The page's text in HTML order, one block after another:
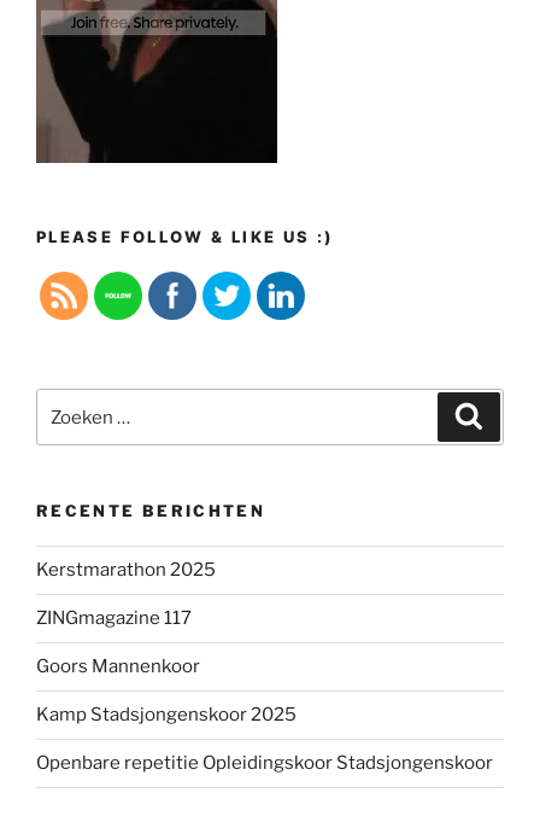
PLEASE FOLLOW & LIKE US :)
naar:
RECENTE BERICHTEN
Kerstmarathon 2025
ZINGmagazine 117
Goors Mannenkoor
Kamp Stadsjongenskoor 2025
Openbare repetitie Opleidingskoor Stadsjongenskoor